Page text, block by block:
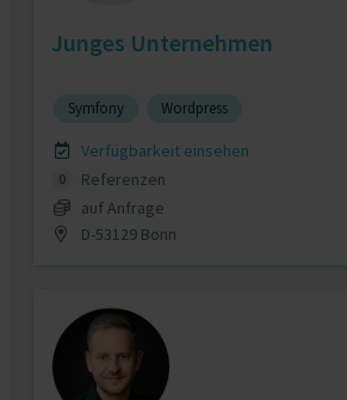
Junges Unternehmen
Symfony Wordpress
Verfügbarkeit einsehen
0
Referenzen
auf Anfrage
D-53129 Bonn